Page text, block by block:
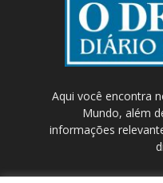
Aqui você encontra
Mundo, além
informações